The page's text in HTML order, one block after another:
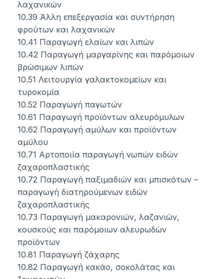
λαχανικών
10.39 Άλλη επεξεργασία και συντήρηση
φρούτων και λαχανικών
10.41 Παραγωγή ελαίων και λιπών
10.42 Παραγωγή μαργαρίνης και παρόμοιων
βρώσιμων λιπών
10.51 Λειτουργία γαλακτοκομείων και
τυροκομία
10.52 Παραγωγή παγωτών
10.61 Παραγωγή προϊόντων αλευρόμυλων
10.62 Παραγωγή αμύλων και προϊόντων
αμύλου
10.71 Αρτοποιία παραγωγή νωπών ειδών
ζαχαροπλαστικής
10.72 Παραγωγή παξιμαδιών και μπισκότων –
παραγωγή διατηρούμενων ειδών
ζαχαροπλαστικής
10.73 Παραγωγή μακαρονιών, λαζανιών,
κουσκούς και παρόμοιων αλευρωδών
προϊόντων
10.81 Παραγωγή ζάχαρης
10.82 Παραγωγή κακάο, σοκολάτας και